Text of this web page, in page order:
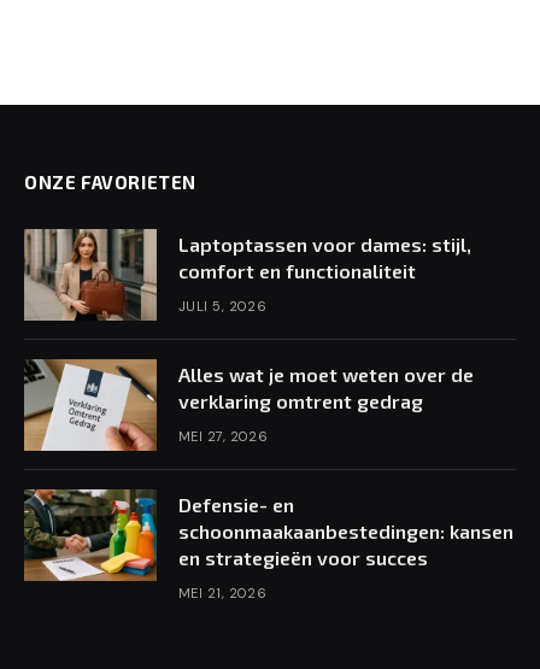
ONZE FAVORIETEN
Laptoptassen voor dames: stijl,
comfort en functionaliteit
JULI 5, 2026
Alles wat je moet weten over de
verklaring omtrent gedrag
MEI 27, 2026
Defensie- en
schoonmaakaanbestedingen: kansen
en strategieën voor succes
MEI 21, 2026